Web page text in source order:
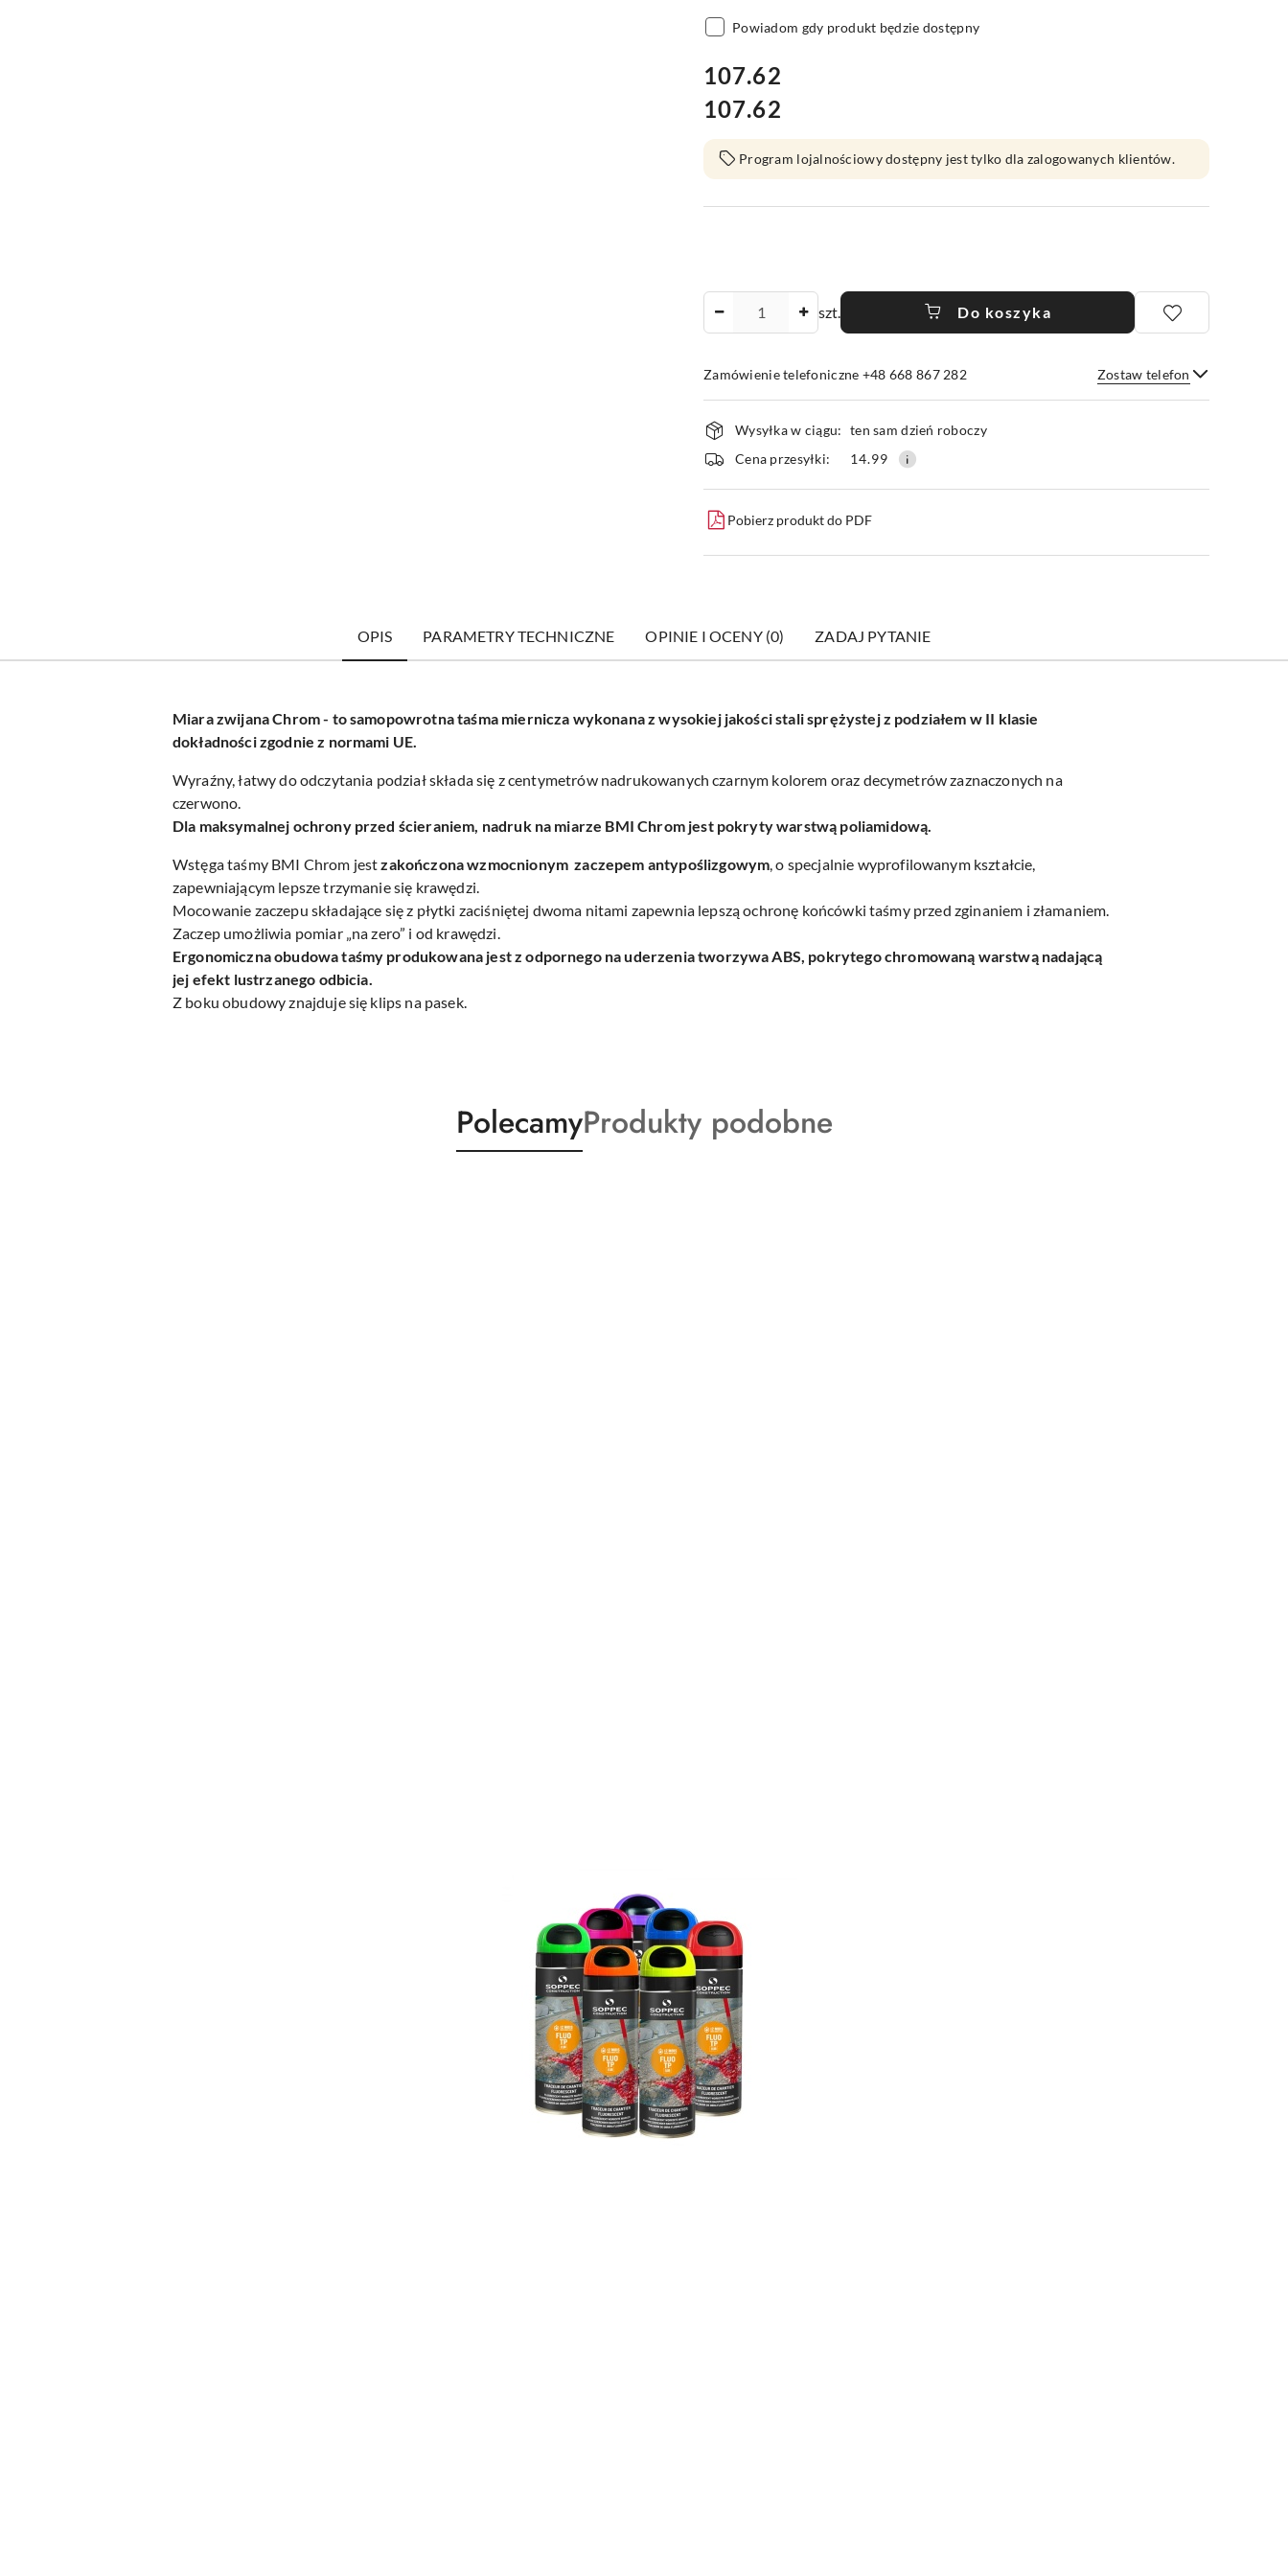
Powiadom gdy produkt będzie dostępny
cena:
107.62
Cena:
107.62
Program lojalnościowy dostępny jest tylko dla zalogowanych klientów.
szt. Do koszyka
Zamówienie telefoniczne +48 668 867 282 Zostaw telefon
Wyślij
Dostępność
i
dostawa
Wysyłka w ciągu: ten sam dzień roboczy
Cena przesyłki:
14.99
Pobierz produkt do PDF
OPIS PARAMETRY TECHNICZNE OPINIE I OCENY (0) ZADAJ PYTANIE
Miara zwijana Chrom - to samopowrotna taśma miernicza wykonana z wysokiej jakości stali sprężystej z podziałem w II klasie
dokładności zgodnie z normami UE.
Wyraźny, łatwy do odczytania podział składa się z centymetrów nadrukowanych czarnym kolorem oraz decymetrów zaznaczonych na
czerwono.
Dla maksymalnej ochrony przed ścieraniem, nadruk na miarze BMI Chrom jest pokryty warstwą poliamidową.
Wstęga taśmy BMI Chrom jestzakończona wzmocnionym zaczepem antypoślizgowym , o specjalnie wyprofilowanym kształcie,
zapewniającym lepsze trzymanie się krawędzi.
Mocowanie zaczepu składające się z płytki zaciśniętej dwoma nitami zapewnia lepszą ochronę końcówki taśmy przed zginaniem i złamaniem.
Zaczep umożliwia pomiar „na zero” i od krawędzi.
Ergonomiczna obudowa taśmy produkowana jest z odpornego na uderzenia tworzywa ABS, pokrytego chromowaną warstwą nadającą
jej efekt lustrzanego odbicia.
Z boku obudowy znajduje się klips na pasek.
Produkty
o
PolecamyProdukty
o
Produkty podobne